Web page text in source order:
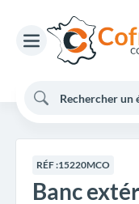
RÉF :15220MCO
Banc